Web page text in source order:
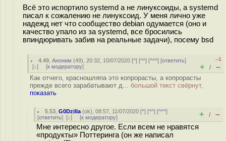
Всё это испортило systemd а не линуксоиды, а systemd
писал к сожалению не линуксоид. У меня лично уже
надежд нет что сообщество debian одумается (оно и
качество упало из за systemd, все бросились
впиндюривать забив на реальные задачи), посему bsd
4.49 ,Аноним (49), 20:32, 10/07/2020 [^] [^^] [^^^] [ответить]
[↓] [к модератору]
–1
+ / –
Как отчего, красношляпа это копрорасты, а копрорасты
прежде всего зарабатывают д... большой текст свёрнут,
показать
5.53 ,G0Dzilla (ok), 08:57, 11/07/2020 [^] [^^] [^^^]
[ответить] [↓] [к модератору] + / –
Мне интересно другое. Если всем не нравятся
«продукты» Поттеринга (он же написал